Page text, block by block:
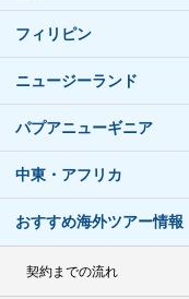
フィリピン
ニュージーランド
パプアニューギニア
中東・アフリカ
おすすめ海外ツアー情報
契約までの流れ